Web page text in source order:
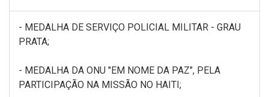
- MEDALHA DE SERVIÇO POLICIAL MILITAR - GRAU
PRATA;
- MEDALHA DA ONU "EM NOME DA PAZ", PELA
PARTICIPAÇÃO NA MISSÃO NO HAITI;